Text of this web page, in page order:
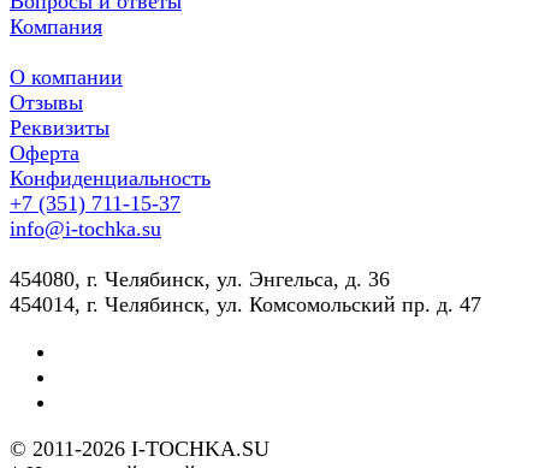
Компания
О компании
Отзывы
Реквизиты
Оферта
Конфиденциальность
+7 (351) 711-15-37
info@i-tochka.su
​454080, г. Челябинск, ул. Энгельса, д. 36
454014, г. Челябинск, ул. Комсомольский пр. д. 47
© 2011-2026 I-TOCHKA.SU